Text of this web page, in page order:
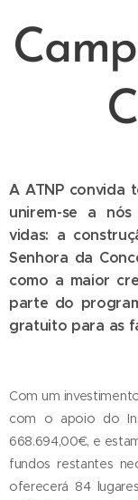
A ATNP convida
unirem-se a
vidas: a
Senhora da
como a maior
parte do
gratuito para as
Com um
com o apoio do
668.694,00€, e
fundos restantes
oferecerá 84